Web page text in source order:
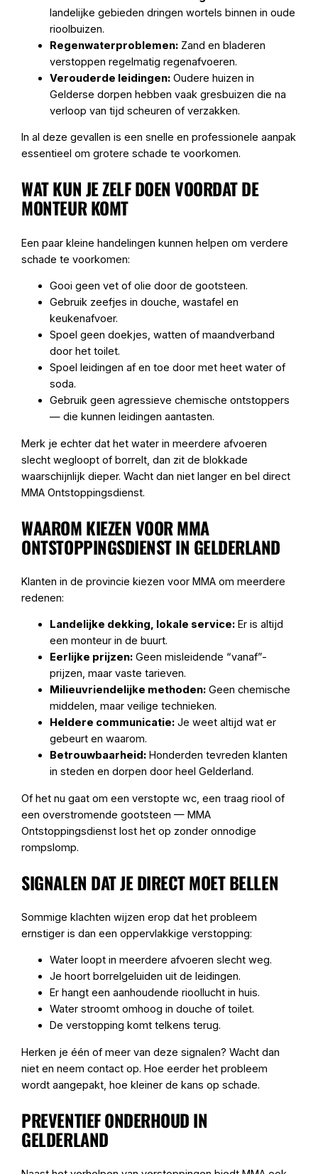
landelijke gebieden dringen wortels binnen in oude
rioolbuizen.
Regenwaterproblemen: Zand en bladeren
verstoppen regelmatig regenafvoeren.
Verouderde leidingen: Oudere huizen in
Gelderse dorpen hebben vaak gresbuizen die na
verloop van tijd scheuren of verzakken.
In al deze gevallen is een snelle en professionele aanpak
essentieel om grotere schade te voorkomen.
WAT KUN JE ZELF DOEN VOORDAT DE
MONTEUR KOMT
Een paar kleine handelingen kunnen helpen om verdere
schade te voorkomen:
Gooi geen vet of olie door de gootsteen.
Gebruik zeefjes in douche, wastafel en
keukenafvoer.
Spoel geen doekjes, watten of maandverband
door het toilet.
Spoel leidingen af en toe door met heet water of
soda.
Gebruik geen agressieve chemische ontstoppers
— die kunnen leidingen aantasten.
Merk je echter dat het water in meerdere afvoeren
slecht wegloopt of borrelt, dan zit de blokkade
waarschijnlijk dieper. Wacht dan niet langer en bel direct
MMA Ontstoppingsdienst.
WAAROM KIEZEN VOOR MMA
ONTSTOPPINGSDIENST IN GELDERLAND
Klanten in de provincie kiezen voor MMA om meerdere
redenen:
Landelijke dekking, lokale service: Er is altijd
een monteur in de buurt.
Eerlijke prijzen: Geen misleidende “vanaf”-
prijzen, maar vaste tarieven.
Milieuvriendelijke methoden: Geen chemische
middelen, maar veilige technieken.
Heldere communicatie: Je weet altijd wat er
gebeurt en waarom.
Betrouwbaarheid: Honderden tevreden klanten
in steden en dorpen door heel Gelderland.
Of het nu gaat om een verstopte wc, een traag riool of
een overstromende gootsteen — MMA
Ontstoppingsdienst lost het op zonder onnodige
rompslomp.
SIGNALEN DAT JE DIRECT MOET BELLEN
Sommige klachten wijzen erop dat het probleem
ernstiger is dan een oppervlakkige verstopping:
Water loopt in meerdere afvoeren slecht weg.
Je hoort borrelgeluiden uit de leidingen.
Er hangt een aanhoudende rioollucht in huis.
Water stroomt omhoog in douche of toilet.
De verstopping komt telkens terug.
Herken je één of meer van deze signalen? Wacht dan
niet en neem contact op. Hoe eerder het probleem
wordt aangepakt, hoe kleiner de kans op schade.
PREVENTIEF ONDERHOUD IN
GELDERLAND